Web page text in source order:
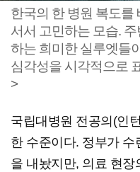
한국의 한 병원 복도를
서서 고민하는 모습.
하는 희미한 실루엣들
심각성을 시각적으로
>
국립대병원 전공의(인
한 수준이다. 정부가 수
을 내놨지만, 의료 현